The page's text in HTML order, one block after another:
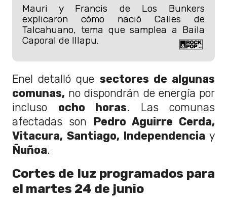
Mauri y Francis de Los Bunkers
explicaron cómo nació Calles de
Talcahuano, tema que samplea a Baila
Caporal de Illapu.
Enel detalló que sectores de algunas
comunas, no dispondrán de energía por
incluso ocho horas. Las comunas
afectadas son Pedro Aguirre Cerda,
Vitacura, Santiago, Independencia y
Ñuñoa.
Cortes de luz programados para
el martes 24 de junio